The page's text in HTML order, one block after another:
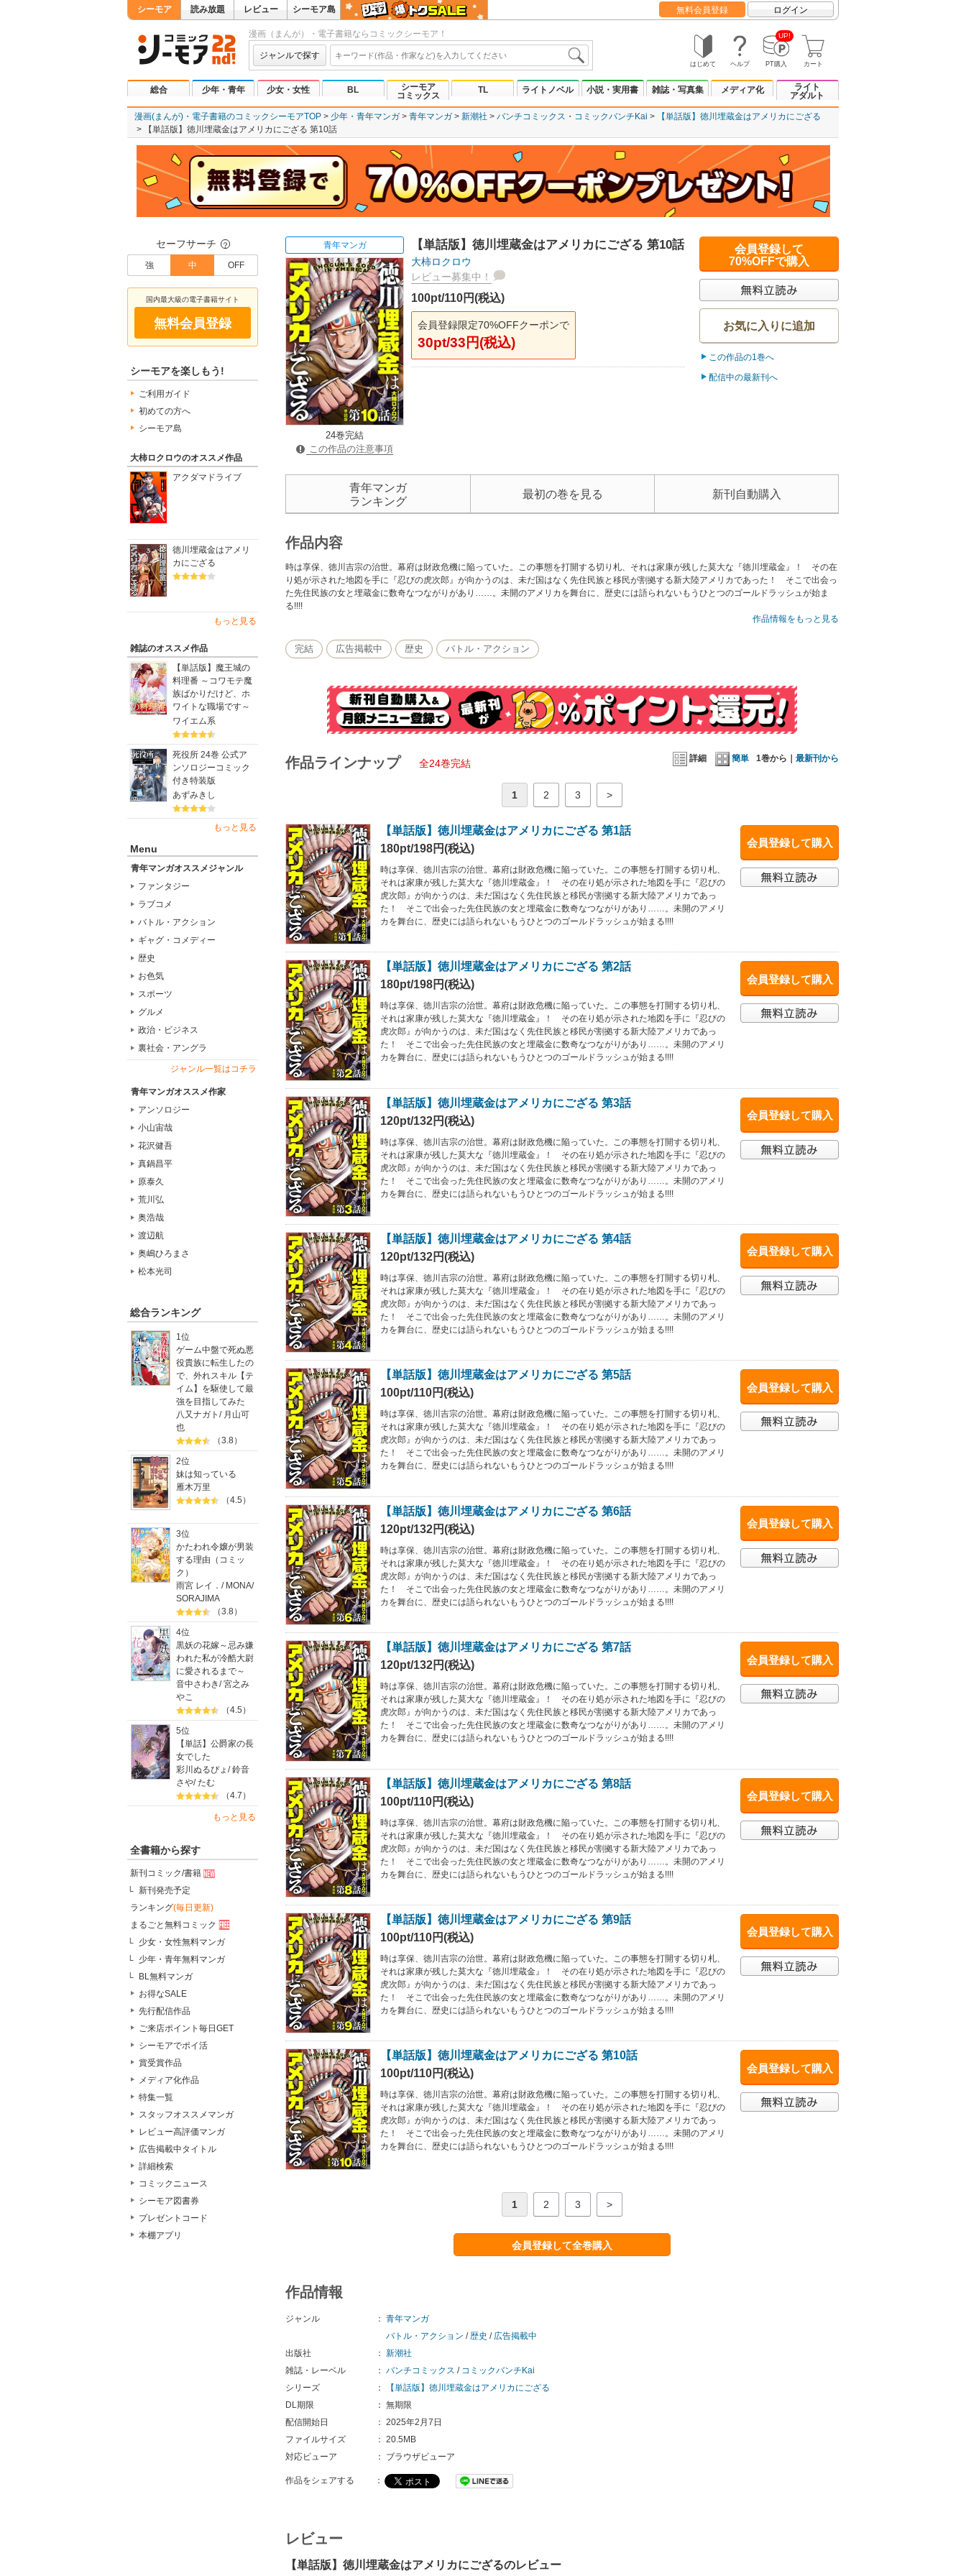
シーモア 読み放題 レビュー シーモア島 無料会員登録 ログイン
漫画（まんが）・電子書籍ならコミックシーモア！
ジャンルで探す
はじめて ヘルプ
UP!
PT購入 カート
総合 少年・青年 少女・女性 BL
シーモア
コミックス
TL ライトノベル 小説・実用書 雑誌・写真集 メディア化
ライト
アダルト
漫画(まんが)・電子書籍のコミックシーモアTOP 少年・青年マンガ 青年マンガ 新潮社 バンチコミックス コミックバンチKai
【単話版】徳川埋蔵金はアメリカにござる
【単話版】徳川埋蔵金はアメリカにござる 第10話
セーフサーチ ？
強 中 OFF
国内最大級の電子書籍サイト
無料会員登録
シーモアを楽しもう!
ご利用ガイド
初めての方へ
シーモア島
大柿ロクロウのオススメ作品
アクダマドライブ
徳川埋蔵金はアメリ
カにござる
もっと見る
雑誌のオススメ作品
【単話版】魔王城の
料理番 ～コワモテ魔
族ばかりだけど、ホ
ワイトな職場です～
ワイエム系
死役所 24巻 公式ア
ンソロジーコミック
付き特装版
あずみきし
もっと見る
Menu
青年マンガオススメジャンル
ファンタジー
ラブコメ
バトル・アクション
ギャグ・コメディー
歴史
お色気
スポーツ
グルメ
政治・ビジネス
裏社会・アングラ
ジャンル一覧はコチラ
青年マンガオススメ作家
アンソロジー
小山宙哉
花沢健吾
真鍋昌平
原泰久
荒川弘
奥浩哉
渡辺航
奥嶋ひろまさ
松本光司
総合ランキング
1位
ゲーム中盤で死ぬ悪
役貴族に転生したの
で、外れスキル【テ
イム】を駆使して最
強を目指してみた
八又ナガト / 月山可
也
（3.8）
2位
妹は知っている
雁木万里
（4.5）
3位
かたわれ令嬢が男装
する理由（コミッ
ク）
雨宮 レイ． / MONA/
SORAJIMA
（3.8）
4位
黒妖の花嫁～忌み嫌
われた私が冷酷大尉
に愛されるまで～
音中さわき/宮之み
やこ
（4.5）
5位
【単話】公爵家の長
女でした
彩川ぬるぴょ /鈴音
さや/たむ
（4.7）
もっと見る
全書籍から探す
新刊コミック/書籍
新刊発売予定
ランキング(毎日更新)
まるごと無料コミック
少女・女性無料マンガ
少年・青年無料マンガ
BL無料マンガ
お得なSALE
先行配信作品
ご来店ポイント毎日GET
シーモアでポイ活
賞受賞作品
メディア化作品
特集一覧
スタッフオススメマンガ
レビュー高評価マンガ
広告掲載中タイトル
詳細検索
コミックニュース
シーモア図書券
プレゼントコード
本棚アプリ
青年マンガ
24巻完結
この作品の注意事項
【単話版】徳川埋蔵金はアメリカにござる 第10話
大柿ロクロウ
レビュー募集中！
100pt/110円(税込)
会員登録限定70%OFFクーポンで
30pt/33円(税込)
会員登録して
70%OFFで購入
お気に入りに追加
この作品の1巻へ
配信中の最新刊へ
青年マンガ
ランキング
最初の巻を見る 新刊自動購入
作品内容
時は享保、徳川吉宗の治世。幕府は財政危機に陥っていた。この事態を打開する切り札、それは家康が残した莫大な『徳川埋蔵金』！ その在
り処が示された地図を手に『忍びの虎次郎』が向かうのは、未だ国はなく先住民族と移民が割拠する新大陸アメリカであった！ そこで出会っ
た先住民族の女と埋蔵金に数奇なつながりがあり……。未開のアメリカを舞台に、歴史には語られないもうひとつのゴールドラッシュが始ま
る!!!!
作品情報をもっと見る
完結 広告掲載中 歴史 バトル・アクション
詳細 簡単 1巻から｜ 最新刊から
作品ラインナップ 全24巻完結
1 2 3 >
会員登録して購入
【単話版】徳川埋蔵金はアメリカにござる 第1話
180pt/198円(税込)
時は享保、徳川吉宗の治世。幕府は財政危機に陥っていた。この事態を打開する切り札、
それは家康が残した莫大な『徳川埋蔵金』！ その在り処が示された地図を手に『忍びの
虎次郎』が向かうのは、未だ国はなく先住民族と移民が割拠する新大陸アメリカであっ
た！ そこで出会った先住民族の女と埋蔵金に数奇なつながりがあり……。未開のアメリ
カを舞台に、歴史には語られないもうひとつのゴールドラッシュが始まる!!!!
会員登録して購入
【単話版】徳川埋蔵金はアメリカにござる 第2話
180pt/198円(税込)
時は享保、徳川吉宗の治世。幕府は財政危機に陥っていた。この事態を打開する切り札、
それは家康が残した莫大な『徳川埋蔵金』！ その在り処が示された地図を手に『忍びの
虎次郎』が向かうのは、未だ国はなく先住民族と移民が割拠する新大陸アメリカであっ
た！ そこで出会った先住民族の女と埋蔵金に数奇なつながりがあり……。未開のアメリ
カを舞台に、歴史には語られないもうひとつのゴールドラッシュが始まる!!!!
会員登録して購入
【単話版】徳川埋蔵金はアメリカにござる 第3話
120pt/132円(税込)
時は享保、徳川吉宗の治世。幕府は財政危機に陥っていた。この事態を打開する切り札、
それは家康が残した莫大な『徳川埋蔵金』！ その在り処が示された地図を手に『忍びの
虎次郎』が向かうのは、未だ国はなく先住民族と移民が割拠する新大陸アメリカであっ
た！ そこで出会った先住民族の女と埋蔵金に数奇なつながりがあり……。未開のアメリ
カを舞台に、歴史には語られないもうひとつのゴールドラッシュが始まる!!!!
会員登録して購入
【単話版】徳川埋蔵金はアメリカにござる 第4話
120pt/132円(税込)
時は享保、徳川吉宗の治世。幕府は財政危機に陥っていた。この事態を打開する切り札、
それは家康が残した莫大な『徳川埋蔵金』！ その在り処が示された地図を手に『忍びの
虎次郎』が向かうのは、未だ国はなく先住民族と移民が割拠する新大陸アメリカであっ
た！ そこで出会った先住民族の女と埋蔵金に数奇なつながりがあり……。未開のアメリ
カを舞台に、歴史には語られないもうひとつのゴールドラッシュが始まる!!!!
会員登録して購入
【単話版】徳川埋蔵金はアメリカにござる 第5話
100pt/110円(税込)
時は享保、徳川吉宗の治世。幕府は財政危機に陥っていた。この事態を打開する切り札、
それは家康が残した莫大な『徳川埋蔵金』！ その在り処が示された地図を手に『忍びの
虎次郎』が向かうのは、未だ国はなく先住民族と移民が割拠する新大陸アメリカであっ
た！ そこで出会った先住民族の女と埋蔵金に数奇なつながりがあり……。未開のアメリ
カを舞台に、歴史には語られないもうひとつのゴールドラッシュが始まる!!!!
会員登録して購入
【単話版】徳川埋蔵金はアメリカにござる 第6話
120pt/132円(税込)
時は享保、徳川吉宗の治世。幕府は財政危機に陥っていた。この事態を打開する切り札、
それは家康が残した莫大な『徳川埋蔵金』！ その在り処が示された地図を手に『忍びの
虎次郎』が向かうのは、未だ国はなく先住民族と移民が割拠する新大陸アメリカであっ
た！ そこで出会った先住民族の女と埋蔵金に数奇なつながりがあり……。未開のアメリ
カを舞台に、歴史には語られないもうひとつのゴールドラッシュが始まる!!!!
会員登録して購入
【単話版】徳川埋蔵金はアメリカにござる 第7話
120pt/132円(税込)
時は享保、徳川吉宗の治世。幕府は財政危機に陥っていた。この事態を打開する切り札、
それは家康が残した莫大な『徳川埋蔵金』！ その在り処が示された地図を手に『忍びの
虎次郎』が向かうのは、未だ国はなく先住民族と移民が割拠する新大陸アメリカであっ
た！ そこで出会った先住民族の女と埋蔵金に数奇なつながりがあり……。未開のアメリ
カを舞台に、歴史には語られないもうひとつのゴールドラッシュが始まる!!!!
会員登録して購入
【単話版】徳川埋蔵金はアメリカにござる 第8話
100pt/110円(税込)
時は享保、徳川吉宗の治世。幕府は財政危機に陥っていた。この事態を打開する切り札、
それは家康が残した莫大な『徳川埋蔵金』！ その在り処が示された地図を手に『忍びの
虎次郎』が向かうのは、未だ国はなく先住民族と移民が割拠する新大陸アメリカであっ
た！ そこで出会った先住民族の女と埋蔵金に数奇なつながりがあり……。未開のアメリ
カを舞台に、歴史には語られないもうひとつのゴールドラッシュが始まる!!!!
会員登録して購入
【単話版】徳川埋蔵金はアメリカにござる 第9話
100pt/110円(税込)
時は享保、徳川吉宗の治世。幕府は財政危機に陥っていた。この事態を打開する切り札、
それは家康が残した莫大な『徳川埋蔵金』！ その在り処が示された地図を手に『忍びの
虎次郎』が向かうのは、未だ国はなく先住民族と移民が割拠する新大陸アメリカであっ
た！ そこで出会った先住民族の女と埋蔵金に数奇なつながりがあり……。未開のアメリ
カを舞台に、歴史には語られないもうひとつのゴールドラッシュが始まる!!!!
会員登録して購入
【単話版】徳川埋蔵金はアメリカにござる 第10話
100pt/110円(税込)
時は享保、徳川吉宗の治世。幕府は財政危機に陥っていた。この事態を打開する切り札、
それは家康が残した莫大な『徳川埋蔵金』！ その在り処が示された地図を手に『忍びの
虎次郎』が向かうのは、未だ国はなく先住民族と移民が割拠する新大陸アメリカであっ
た！ そこで出会った先住民族の女と埋蔵金に数奇なつながりがあり……。未開のアメリ
カを舞台に、歴史には語られないもうひとつのゴールドラッシュが始まる!!!!
1 2 3 >
会員登録して全巻購入
作品情報
ジャンル ： 青年マンガ
バトル・アクション / 歴史 / 広告掲載中
出版社
： 新潮社
雑誌・レーベル
： バンチコミックス / コミックバンチKai
シリーズ
：
【単話版】徳川埋蔵金はアメリカにござる
DL期限
： 無期限
配信開始日
： 2025年2月7日
ファイルサイズ
： 20.5MB
対応ビューア
： ブラウザビューア
作品をシェアする ：
レビュー
【単話版】徳川埋蔵金はアメリカにござるのレビュー